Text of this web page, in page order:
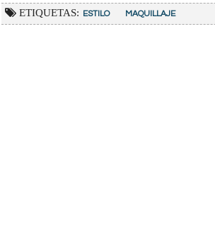
ETIQUETAS: ESTILO MAQUILLAJE